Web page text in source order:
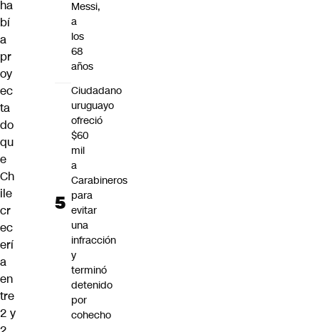
ha
bí
a
pr
oy
ec
ta
do
qu
e
Ch
ile
cr
ec
erí
a
en
tre
2 y
Messi,
a
los
68
años
Ciudadano
uruguayo
ofreció
$60
mil
a
Carabineros
para
evitar
una
infracción
y
terminó
detenido
por
cohecho